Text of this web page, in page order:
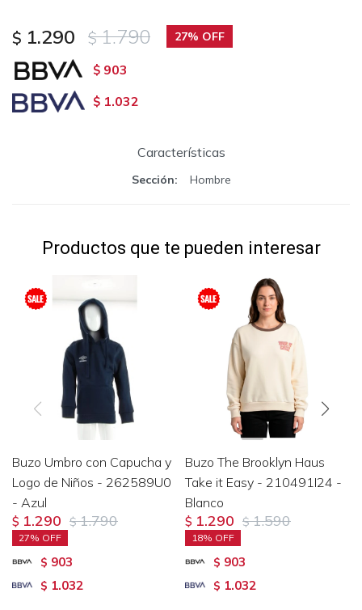
$ 1.290 $ 1.790 27
$ 903
$ 1.032
Características
Sección Hombre
Productos que te pueden interesar
Buzo Umbro con Capucha y
Logo de Niños - 262589U0
- Azul
$ 1.290 $ 1.790
27
$ 903
$ 1.032
Buzo The Brooklyn Haus
Take it Easy - 210491I24 -
Blanco
$ 1.290 $ 1.590
18
$ 903
$ 1.032